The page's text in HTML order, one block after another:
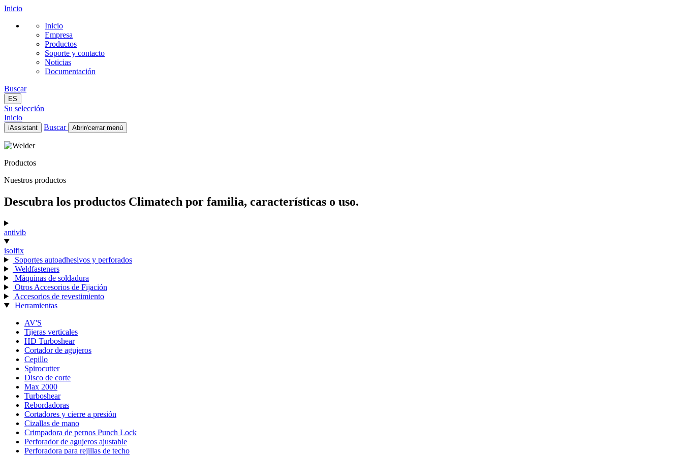
Inicio
Inicio
Empresa
Productos
Soporte y contacto
Noticias
Documentación
Buscar
ES
Su selección
Inicio
iAssistant Buscar Abrir/cerrar menú
Inicio
Productos
Noticias
ES
Productos
Nuestros productos
Descubra los productos Climatech por familia, características o uso.
antivib
isolfix
Soportes autoadhesivos y perforados
Weldfasteners
Máquinas de soldadura
Otros Accesorios de Fijación
Accesorios de revestimiento
Herramientas
AV'S
Tijeras verticales
HD Turboshear
Cortador de agujeros
Cepillo
Spirocutter
Disco de corte
Max 2000
Turboshear
Rebordadoras
Cortadores y cierre a presión
Cizallas de mano
Crimpadora de pernos Punch Lock
Perforador de agujeros ajustable
Perforadora para rejillas de techo